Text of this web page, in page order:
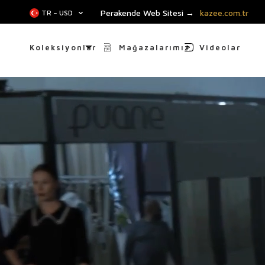
TR − USD Perakende Web Sitesi → kazee.com.tr
Koleksiyonlar Mağazalarımız Videolar